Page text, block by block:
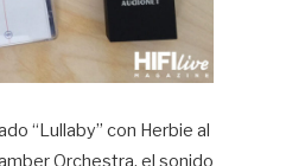
“Lullaby” con Herbie al
Orchestra, el sonido